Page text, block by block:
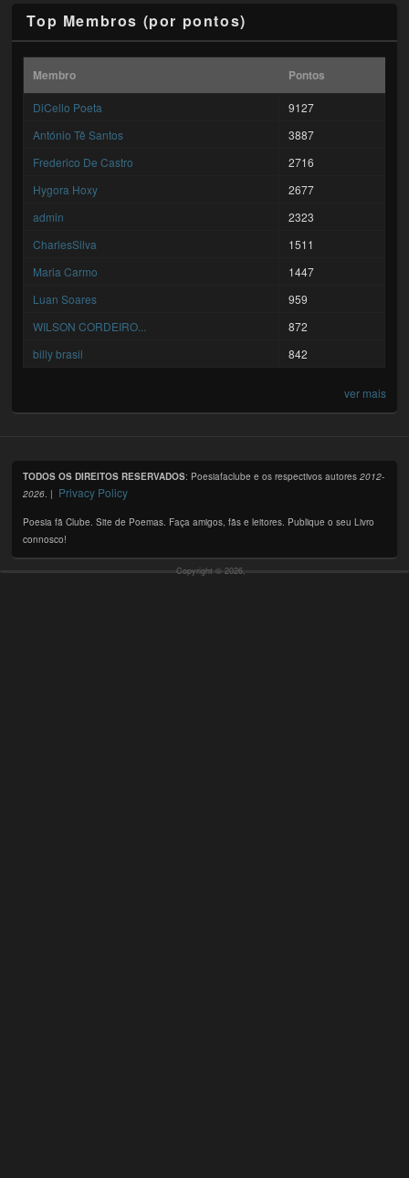
Top Membros (por pontos)
Membro Pontos
DiCello Poeta
9127
António Tê Santos
3887
Frederico De Castro
2716
Hygora Hoxy
2677
admin
2323
CharlesSilva
1511
Maria Carmo
1447
Luan Soares
959
WILSON CORDEIRO...
872
billy brasil
842
ver mais
TODOS OS DIREITOS RESERVADOS: Poesiafaclube e os respectivos autores2012-
2026. | Privacy Policy
Poesia fã Clube. Site de Poemas. Faça amigos, fãs e leitores. Publique o seu Livro
connosco!
Copyright © 2026,